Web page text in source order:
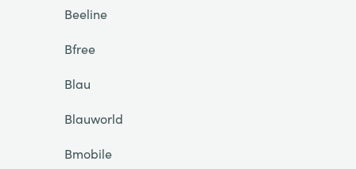
Beeline
Bfree
Blau
Blauworld
Bmobile